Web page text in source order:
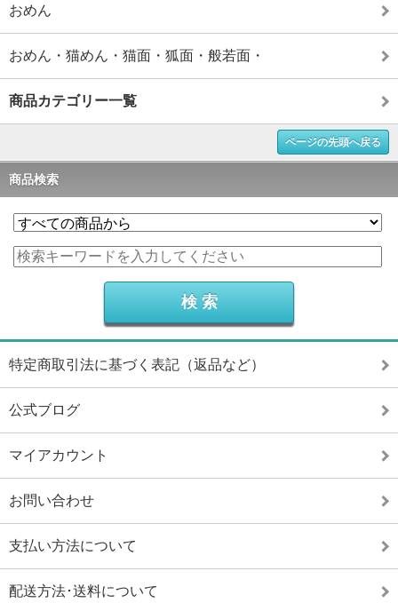
おめん
おめん・猫めん・猫面・狐面・般若面・
商品カテゴリー一覧
ページの先頭へ戻る
商品検索
特定商取引法に基づく表記（返品など）
公式ブログ
マイアカウント
お問い合わせ
支払い方法について
配送方法･送料について